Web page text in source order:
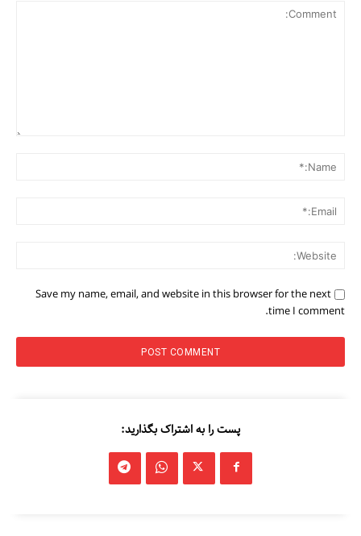
Save my name, email, and website in this browser for the next
time I comment.
پست را به اشتراک بگذارید: